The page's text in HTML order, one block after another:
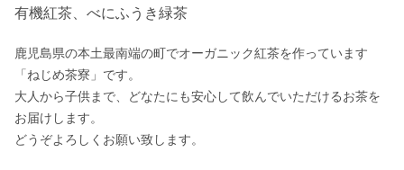
有機紅茶、べにふうき緑茶
鹿児島県の本土最南端の町でオーガニック紅茶を作っています
「ねじめ茶寮」です。
大人から子供まで、どなたにも安心して飲んでいただけるお茶を
お届けします。